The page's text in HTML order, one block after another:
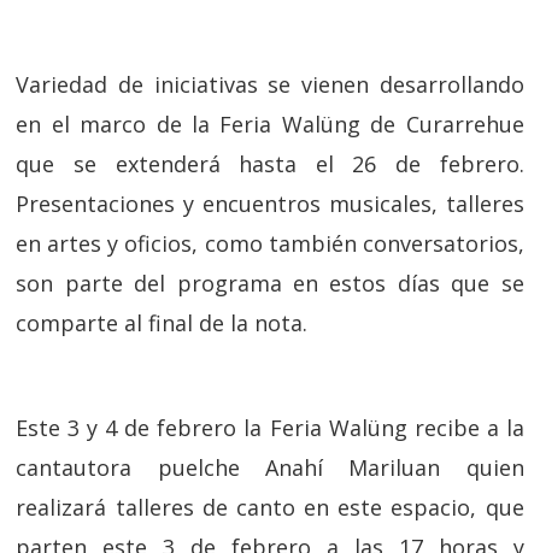
Variedad de iniciativas se vienen desarrollando
en el marco de la Feria Walüng de Curarrehue
que se extenderá hasta el 26 de febrero.
Presentaciones y encuentros musicales, talleres
en artes y oficios, como también conversatorios,
son parte del programa en estos días que se
comparte al final de la nota.
Este 3 y 4 de febrero la Feria Walüng recibe a la
cantautora puelche Anahí Mariluan quien
realizará talleres de canto en este espacio, que
parten este 3 de febrero a las 17 horas y